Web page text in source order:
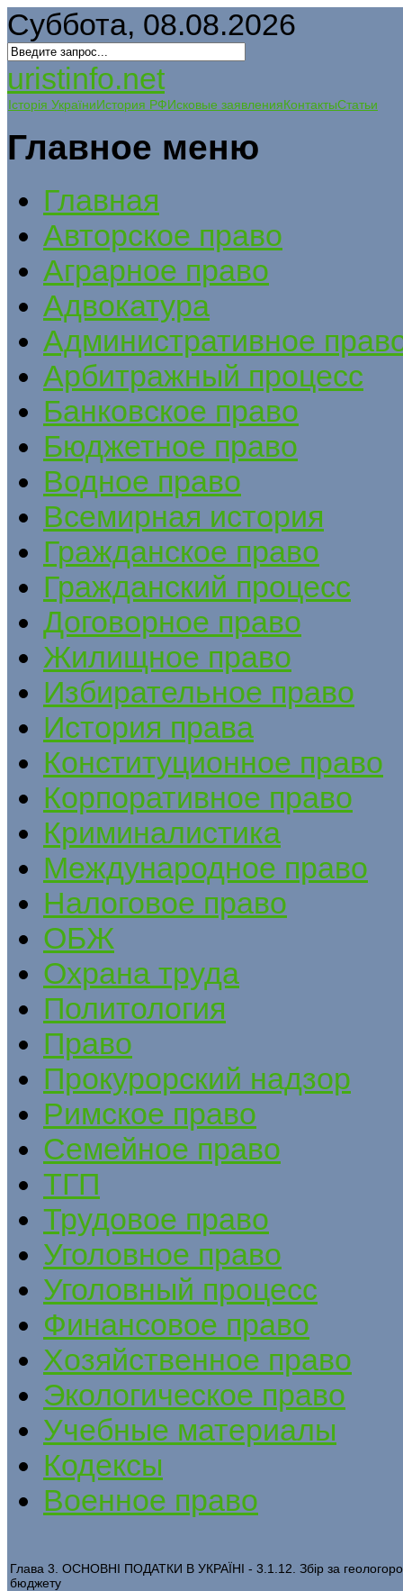
Суббота, 08.08.2026
uristinfo.net
Історія УкраїниИстория РФИсковые заявленияКонтактыСтатьи
Главное меню
Главная
Авторское право
Аграрное право
Адвокатура
Административное
Арбитражный процесс
Банковское право
Бюджетное право
Водное право
Всемирная история
Гражданское право
Гражданский процесс
Договорное право
Жилищное право
Избирательное право
История права
Конституционное право
Корпоративное право
Криминалистика
Международное право
Налоговое право
ОБЖ
Охрана труда
Политология
Право
Прокурорский надзор
Римское право
Семейное право
ТГП
Трудовое право
Уголовное право
Уголовный процесс
Финансовое право
Хозяйственное право
Экологическое право
Учебные материалы
Кодексы
Военное право
Глава 3. ОСНОВНІ ПОДАТКИ В УКРАЇНІ - 3.1.12. Збір за
бюджету